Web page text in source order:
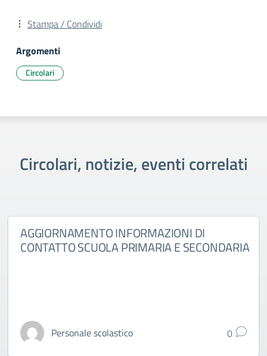
Stampa / Condividi
Argomenti
Circolari
Circolari, notizie, eventi correlati
AGGIORNAMENTO INFORMAZIONI DI
CONTATTO SCUOLA PRIMARIA E SECONDARIA
Personale scolastico 0